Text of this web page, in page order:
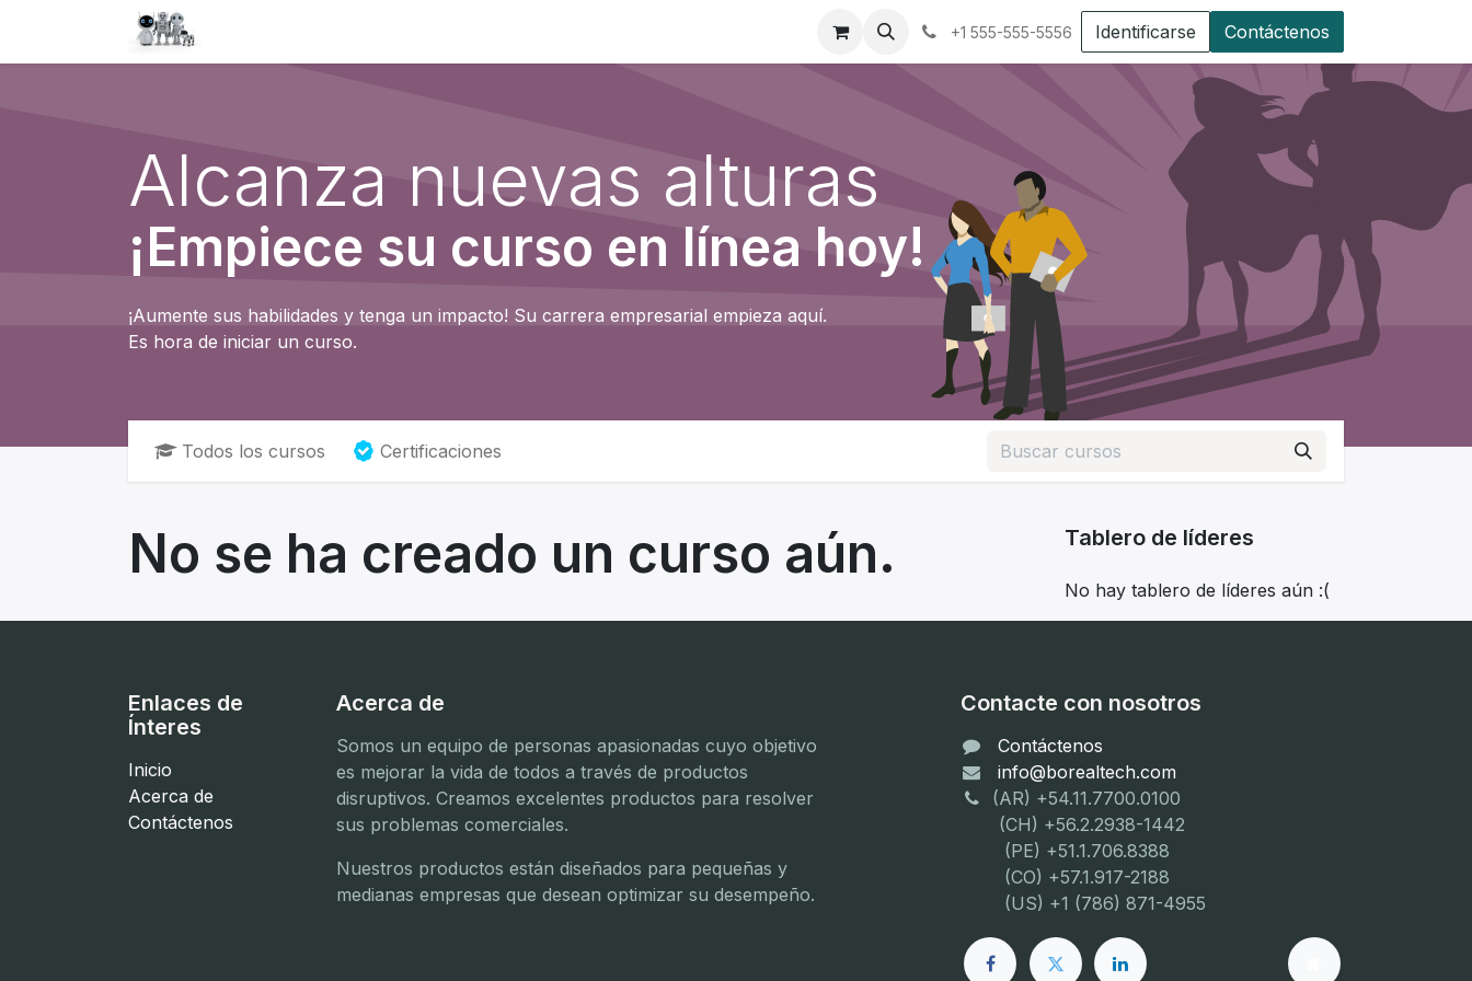
Planilla +1 555-555-5556 Identificarse Contáctenos
Alcanza nuevas alturas
¡Empiece su curso en línea hoy!
¡Aumente sus habilidades y tenga un impacto! Su carrera empresarial empieza aquí.
Es hora de iniciar un curso.
Todos los cursos Certificaciones
Tablero de líderes
No hay tablero de líderes aún :(
No se ha creado un curso aún.
Enlaces de
Ínteres
Inicio
Acerca de
Contáctenos
Acerca de
Somos un equipo de personas apasionadas cuyo objetivo
es mejorar la vida de todos a través de productos
disruptivos. Creamos excelentes productos para resolver
sus problemas comerciales.
Nuestros productos están diseñados para pequeñas y
medianas empresas que desean optimizar su desempeño.
Contacte con nosotros
Contáctenos
info@borealtech.com
(AR) +54.11.7700.0100
(CH) +56.2.2938-1442
(PE) +51.1.706.8388
(CO) +57.1.917-2188
(US) +1 (786) 871-4955